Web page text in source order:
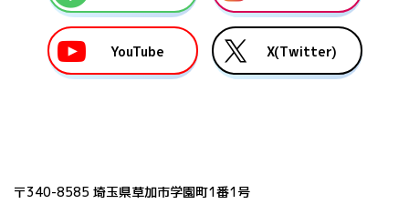
YouTube X(Twitter)
〒340-8585 埼玉県草加市学園町1番1号